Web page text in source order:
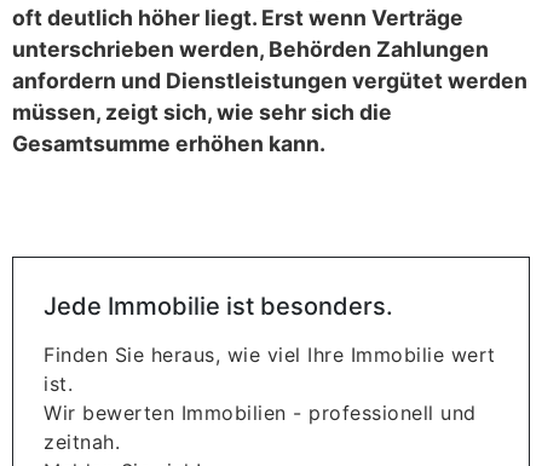
oft deutlich höher liegt. Erst wenn Verträge
unterschrieben werden, Behörden Zahlungen
anfordern und Dienstleistungen vergütet werden
müssen, zeigt sich, wie sehr sich die
Gesamtsumme erhöhen kann.
Jede Immobilie ist besonders.
Finden Sie heraus, wie viel Ihre Immobilie wert
ist.
Wir bewerten Immobilien - professionell und
zeitnah.